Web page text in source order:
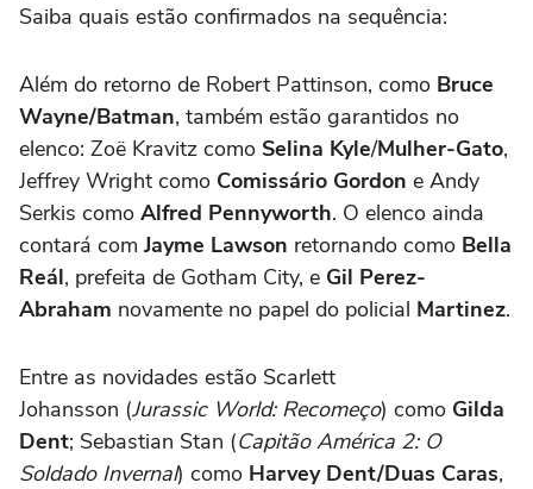
Saiba quais estão confirmados na sequência:
Além do retorno de Robert Pattinson, como Bruce
Wayne/Batman, também estão garantidos no
elenco: Zoë Kravitz como Selina Kyle/Mulher-Gato,
Jeffrey Wright como Comissário Gordon e Andy
Serkis como Alfred Pennyworth. O elenco ainda
contará com Jayme Lawson retornando como Bella
Reál, prefeita de Gotham City, e Gil Perez-
Abraham novamente no papel do policial Martinez.
Entre as novidades estão Scarlett
Johansson (Jurassic World: Recomeço) como Gilda
Dent; Sebastian Stan (Capitão América 2: O
Soldado Invernal) como Harvey Dent/Duas Caras,